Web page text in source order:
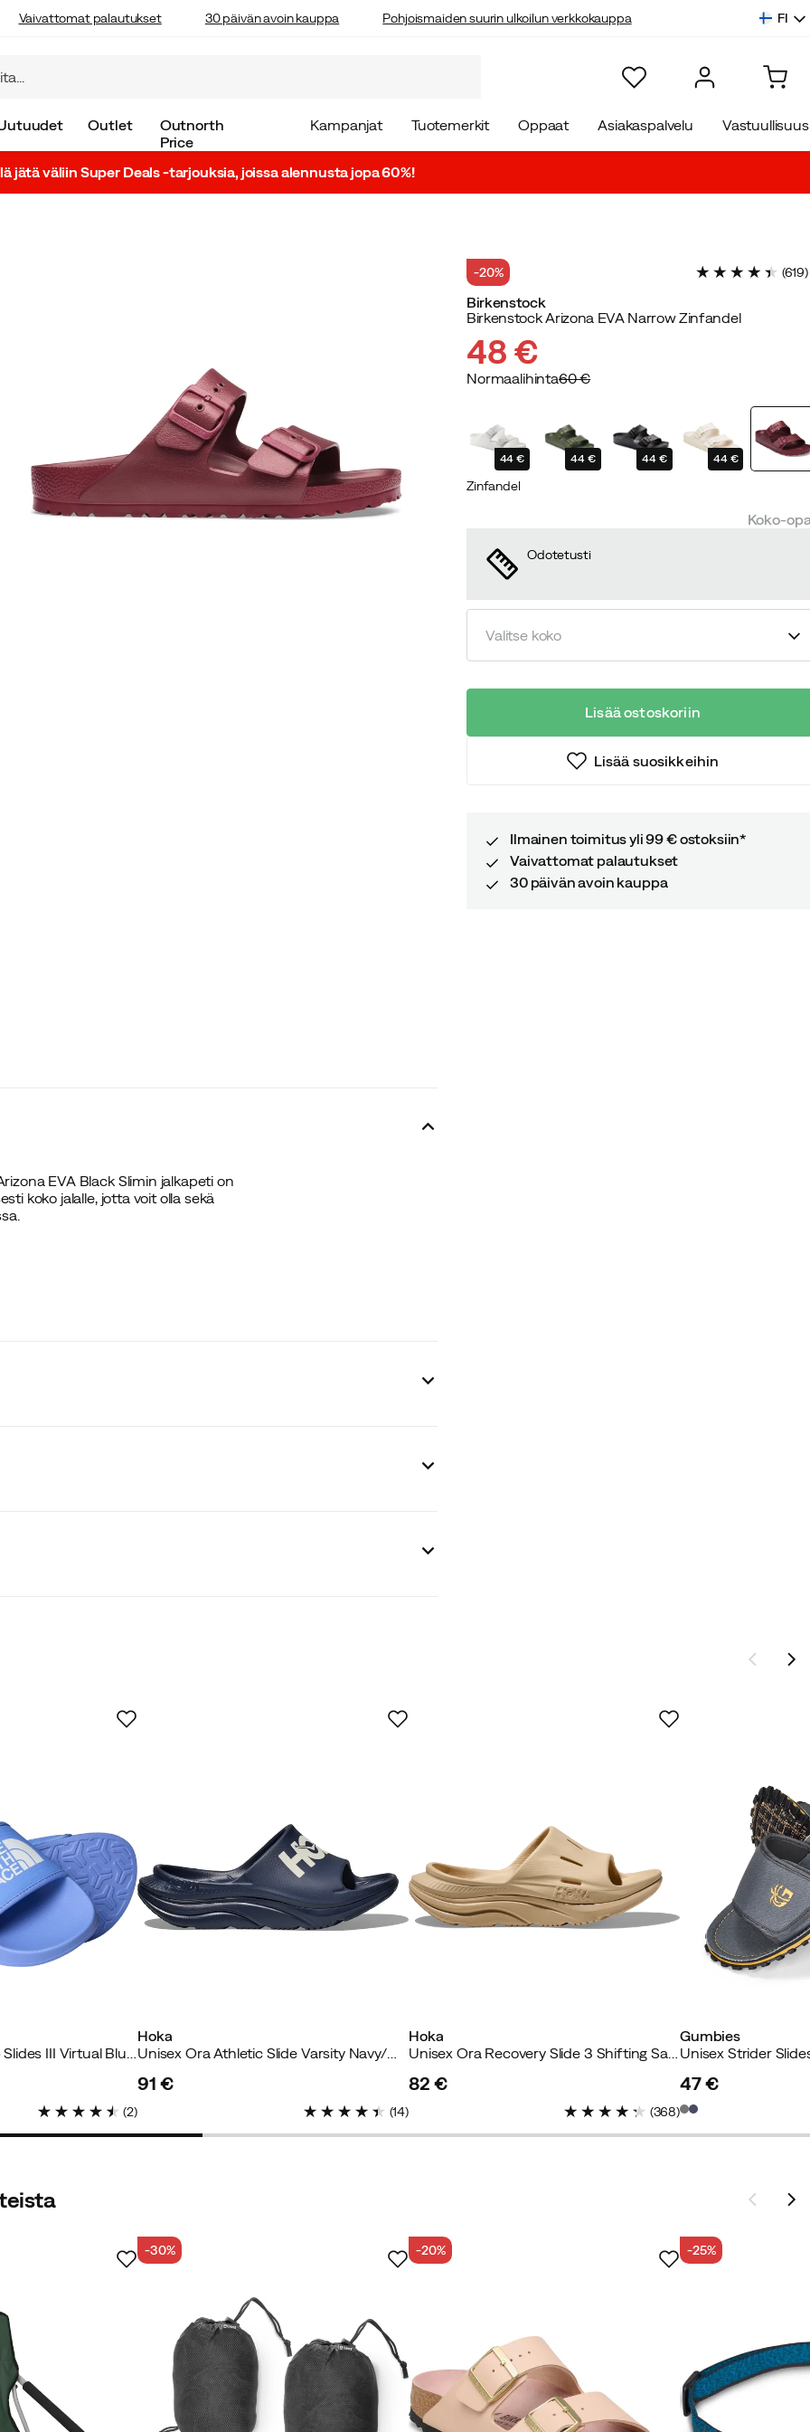
Vaivattomat palautukset 30 päivän avoin kauppa Pohjoismaiden suurin ulkoilun verkkokauppa FI
Outlet
Outnorth
Price
Kampanjat Tuotemerkit Oppaat Asiakaspalvelu Vastuullisuus
jätä väliin Super Deals -tarjouksia, joissa alennusta jopa 60%!
EVA Black Slimin jalkapeti on
koko jalalle, jotta voit olla sekä
ostaja
toivon että nämä myös.
ostaja
-20% (619)
Birkenstock
Birkenstock Arizona EVA Narrow Zinfandel
discounted
price
48 €
original
price
Normaalihinta60 €
44 € 44 € 44 € 44 €
Zinfandel
Koko-
Odotetusti
Valitse koko
Lisää ostoskoriin
Lisää suosikkeihin
Ilmainen toimitus yli 99 € ostoksiin*
Vaivattomat palautukset
30 päivän avoin kauppa
Women's Basecamp Slides III Virtual Blue/TNF White
(2)
Hoka
Unisex Ora Athletic Slide Varsity Navy/White
91 €
(14)
Hoka
Unisex Ora Recovery Slide 3 Shifting Sand/Shifting Sand
82 €
(368)
Gumbies
Unisex Strider
price
47 €
-30% -20% -25%